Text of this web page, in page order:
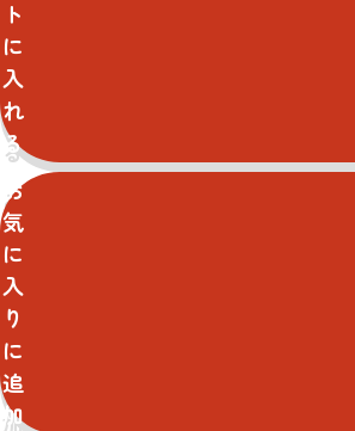
ト
に
入
れ
る
お
気
に
入
り
に
追
加